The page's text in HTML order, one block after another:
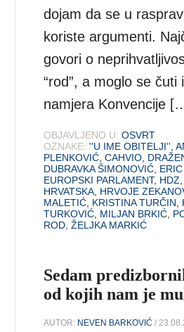
dojam da se u
koriste argumenti.
govori o
“rod”, a moglo se čuti
namjera Konvencije
OBJAVLJENO U: OSVRT
OZNAKE: ''U IME OBITELJI'' ,
PLENKOVIĆ ,CAHVIO
DUBRAVKA ŠIMONOVIĆ
EUROPSKI PARLAMENT, HDZ
HRVATSKA HRVOJE
MALETIĆ KRISTINA TURČIN
TURKOVIĆ MILJAN BRKIĆ
ROD ,ŽELJKA MARKIĆ
Sedam
od kojih nam je
AUTOR: NEVEN BARKOVIĆ /